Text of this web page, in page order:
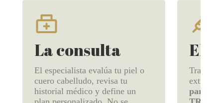
La consulta
El especialista evalúa tu piel o
cuero cabelludo, revisa tu
historial médico y define un
El
Tras
extrae
para